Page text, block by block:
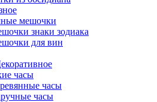
мешочки
знаки зодиака
для вин
часы
часы
часы